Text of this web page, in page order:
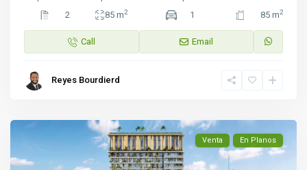
2
85 m2 1 85 m2
Call Email
Reyes Bourdierd
Venta En Planos